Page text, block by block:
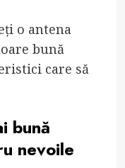
o antena
bună
care să
bună
nevoile